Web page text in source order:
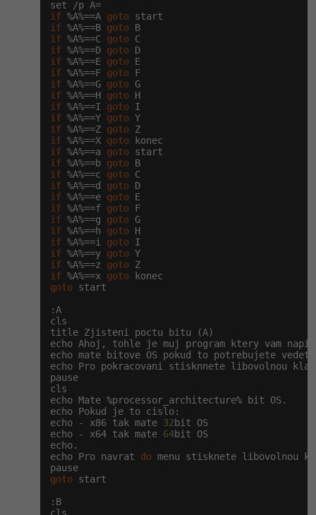
if %A%==A goto
if %A%==B goto
if %A%==C goto
if %A%==D goto
if %A%==E goto
if %A%==F goto
if %A%==G goto
if %A%==H goto
if %A%==I goto
if %A%==Y goto
if %A%==Z goto
if %A%==X goto
if %A%==a goto
if %A%==b goto
if %A%==c goto
if %A%==d goto
if %A%==e goto
if %A%==f goto
if %A%==g goto
if %A%==h goto
if %A%==i goto
if %A%==y goto
if %A%==z goto
if %A%==x goto
goto start
:A
cls
title Zjisteni poctu bitu (A)
echo Ahoj, tohle je muj program ktery vam
echo mate bitove OS pokud to potrebujete vedet.
echo Pro pokracovani stisknnete libovolnou
pause
cls
echo Mate %processor_architecture% bit OS.
echo Pokud je to cislo:
echo - x86 tak mate 32bit OS
echo - x64 tak mate 64bit OS
echo.
echo Pro navrat do menu stisknete libovolnou
goto start
:B
cls